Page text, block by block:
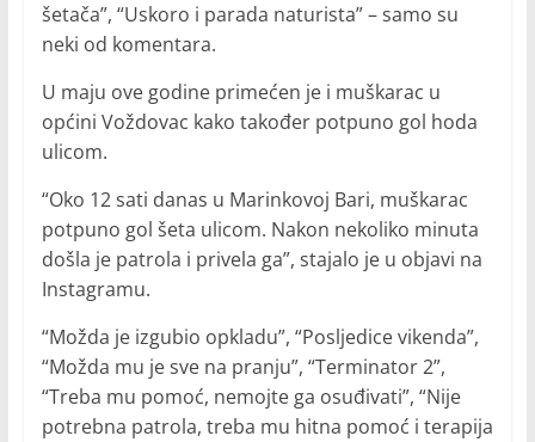
šetača”, “Uskoro i parada naturista” – samo su
neki od komentara.
U maju ove godine primećen je i muškarac u
općini Voždovac kako također potpuno gol hoda
ulicom.
“Oko 12 sati danas u Marinkovoj Bari, muškarac
potpuno gol šeta ulicom. Nakon nekoliko minuta
došla je patrola i privela ga”, stajalo je u objavi na
Instagramu.
“Možda je izgubio opkladu”, “Posljedice vikenda”,
“Možda mu je sve na pranju”, “Terminator 2”,
“Treba mu pomoć, nemojte ga osuđivati”, “Nije
potrebna patrola, treba mu hitna pomoć i terapija